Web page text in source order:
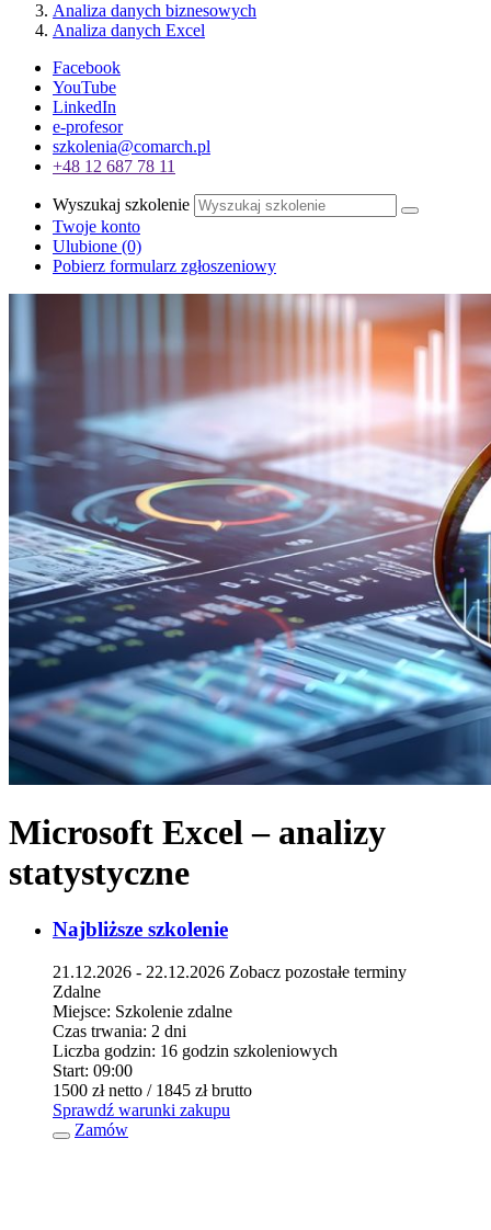
Analiza danych biznesowych
Analiza danych Excel
Facebook
YouTube
LinkedIn
e-profesor
szkolenia@comarch.pl
+48 12 687 78 11
Wyszukaj szkolenie
Twoje konto
Ulubione (0)
Pobierz formularz zgłoszeniowy
Microsoft Excel – analizy
statystyczne
Najbliższe szkolenie
21.12.2026 - 22.12.2026 Zobacz pozostałe terminy
Zdalne
Miejsce: Szkolenie zdalne
Czas trwania: 2 dni
Liczba godzin: 16 godzin szkoleniowych
Start: 09:00
1500 złnetto / 1845 złbrutto
Sprawdź warunki zakupu
Zamów